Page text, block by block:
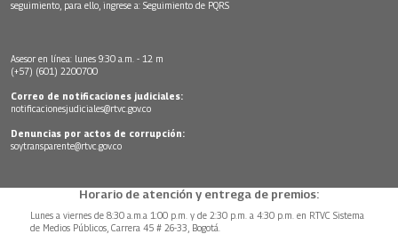
seguimiento, para ello, ingrese a: Seguimiento de PQRS
Asesor en línea: lunes 9:30 a.m. - 12 m
(+57) (601) 2200700
Correo de notificaciones judiciales:
notificacionesjudiciales@rtvc.gov.co
Denuncias por actos de corrupción:
soytransparente@rtvc.gov.co
Horario de atención y entrega de premios:
Lunes a viernes de 8:30 a.m.a 1:00 p.m. y de 2:30 p.m. a 4:30 p.m. en RTVC Sistema
de Medios Públicos, Carrera 45 # 26-33, Bogotá.